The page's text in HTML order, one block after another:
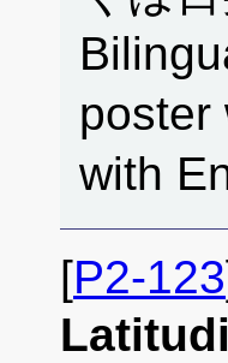
poster
with
[P2-123